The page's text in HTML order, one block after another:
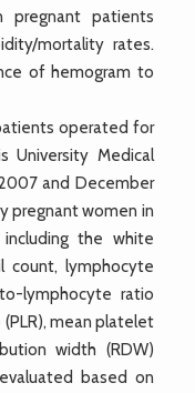
pregnant patients
mortality rates.
of hemogram to
operated for
University Medical
and December
pregnant women in
the white
count, lymphocyte
lymphocyte ratio
mean platelet
width (RDW)
based on